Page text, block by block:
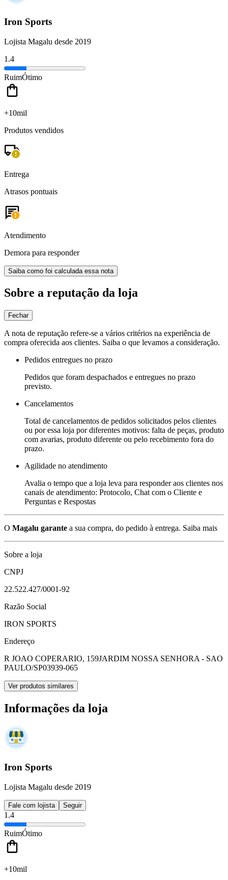
Iron Sports
Lojista Magalu desde 2019
1.4
RuimÓtimo
+10mil
Produtos vendidos
Entrega
Atrasos pontuais
Atendimento
Demora para responder
Saiba como foi calculada essa nota
Sobre a reputação da loja
Fechar
A nota de reputação refere-se a vários critérios na experiência de
compra oferecida aos clientes. Saiba o que levamos a consideração.
Pedidos entregues no prazo
Pedidos que foram despachados e entregues no prazo
previsto.
Cancelamentos
Total de cancelamentos de pedidos solicitados pelos clientes
ou por essa loja por diferentes motivos: falta de peças, produto
com avarias, produto diferente ou pelo recebimento fora do
prazo.
Agilidade no atendimento
Avalia o tempo que a loja leva para responder aos clientes nos
canais de atendimento: Protocolo, Chat com o Cliente e
Perguntas e Respostas
O Magalu garante a sua compra, do pedido à entrega. Saiba mais
Sobre a loja
CNPJ
22.522.427/0001-92
Razão Social
IRON SPORTS
Endereço
R JOAO COPERARIO, 159JARDIM NOSSA SENHORA - SAO
PAULO/SP03939-065
Ver produtos similares
Informações da loja
Iron Sports
Lojista Magalu desde 2019
Fale com lojista Seguir
1.4
RuimÓtimo
+10mil